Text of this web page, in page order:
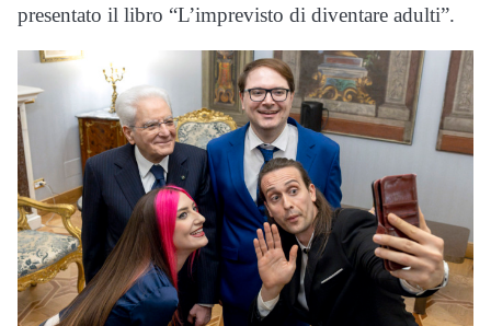
presentato il libro “L’imprevisto di diventare adulti”.